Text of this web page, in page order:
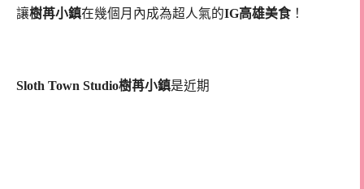
讓樹苒小鎮在幾個月內成為超人氣的IG高雄美食 ！
Sloth Town Studio樹苒小鎮是近期